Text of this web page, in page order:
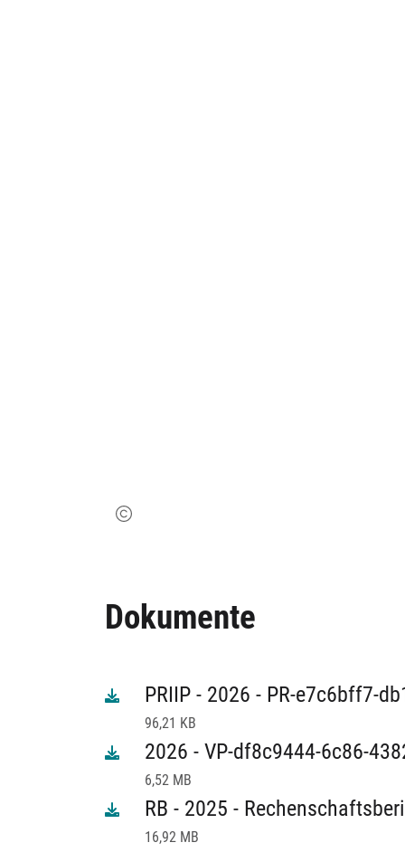
Dokumente
PRIIP - 2026 - PR-e7c6bff7-
96,21 KB
2026 - VP-df8c9444-6c86-
6,52 MB
RB - 2025 -
16,92 MB